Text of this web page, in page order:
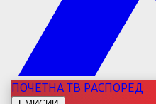
ПОЧЕТНАТВ РАСПОРЕД